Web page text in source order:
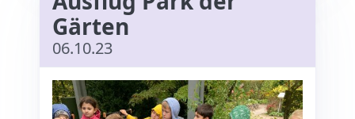
Gärten
06.10.23